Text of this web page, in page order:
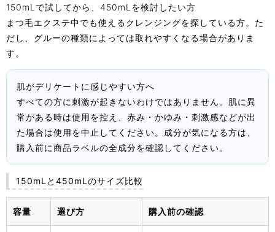
150mLで試してから、450mLを検討したい方
まつ毛エクステ中でも使えるクレンジングを探している方。た
だし、グルーの種類によっては取れやすくなる場合がありま
す。
肌がデリケートに感じやすい方へ
すべての方に刺激が起きないわけではありません。肌に異
常がある時は使用を控え、赤み・かゆみ・刺激感などが出
た場合は使用を中止してください。成分が気になる方は、
購入前に商品ラベルの全成分を確認してください。
150mLと450mLのサイズ比較
容量 選び方 購入前の確認